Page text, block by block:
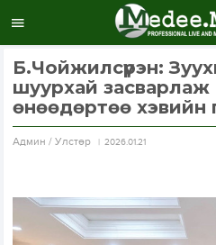
Б.Чойжилсүрэн:
шуурхай засварлаж
өнөөдөртөө хэвийн
Aдмин / Улстөр 2026.01.21